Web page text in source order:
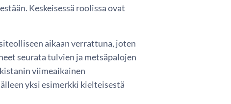
Keskeisessä roolissa ovat
aikaan verrattuna, joten
seurata tulvien ja metsäpalojen
viimeaikainen
yksi esimerkki kielteisestä